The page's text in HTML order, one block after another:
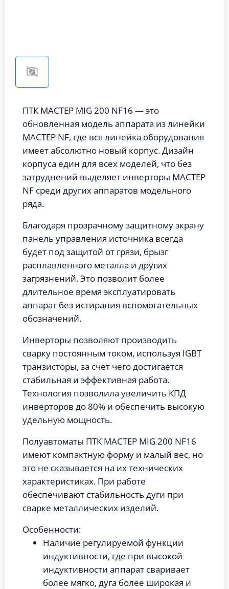
ПТК МАСТЕР MIG 200 NF16 — это
обновленная модель аппарата из линейки
МАСТЕР NF, где вся линейка оборудования
имеет абсолютно новый корпус. Дизайн
корпуса един для всех моделей, что без
затруднений выделяет инверторы МАСТЕР
NF среди других аппаратов модельного
ряда.
Благодаря прозрачному защитному экрану
панель управления источника всегда
будет под защитой от грязи, брызг
расплавленного металла и других
загрязнений. Это позволит более
длительное время эксплуатировать
аппарат без истирания вспомогательных
обозначений.
Инверторы позволяют производить
сварку постоянным током, используя IGBT
транзисторы, за счет чего достигается
стабильная и эффективная работа.
Технология позволила увеличить КПД
инверторов до 80% и обеспечить высокую
удельную мощность.
Полуавтоматы ПТК МАСТЕР MIG 200 NF16
имеют компактную форму и малый вес, но
это не сказывается на их технических
характеристиках. При работе
обеспечивают стабильность дуги при
сварке металлических изделий.
Особенности:
Наличие регулируемой функции
индуктивности, где при высокой
индуктивности аппарат сваривает
более мягко, дуга более широкая и